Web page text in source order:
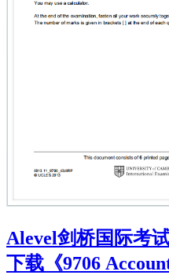
Alevel剑桥国际考
下载《9706